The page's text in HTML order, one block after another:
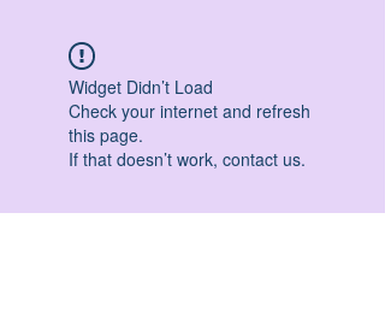
Widget Didn’t Load
Check your internet and refresh
this page.
If that doesn’t work, contact us.